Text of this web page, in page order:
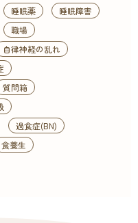
睡眠薬
睡眠障害
職場
自律神経の乱れ
質問箱
過食症(BN)
食養生